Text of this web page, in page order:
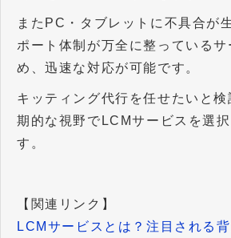
またPC・タブレットに不具合が
ポート体制が万全に整っているサ
め、迅速な対応が可能です。
キッティング代行を任せたいと
期的な視野でLCMサービスを選
す。
【関連リンク】
LCMサービスとは？注目される